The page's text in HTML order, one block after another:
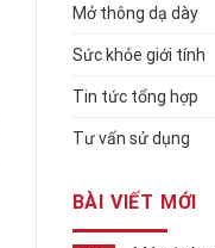
Mở thông dạ dày
Sức khỏe giới tính
Tin tức tổng hợp
Tư vấn sử dụng
BÀI VIẾT MỚI